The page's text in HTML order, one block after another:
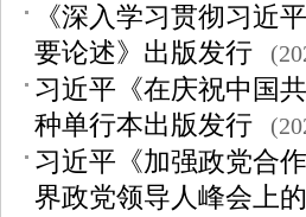
《深入学习贯彻习近
要论述》出版发行
习近平《在庆祝中国
种单行本出版发行
习近平《加强政党合
界政党领导人峰会上